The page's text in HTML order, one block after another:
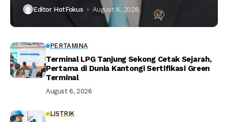
Editor HotFokus August 6, 2026
PERTAMINA
Terminal LPG Tanjung Sekong Cetak Sejarah,
Pertama di Dunia Kantongi Sertifikasi Green
Terminal
August 6, 2026
LISTRIK